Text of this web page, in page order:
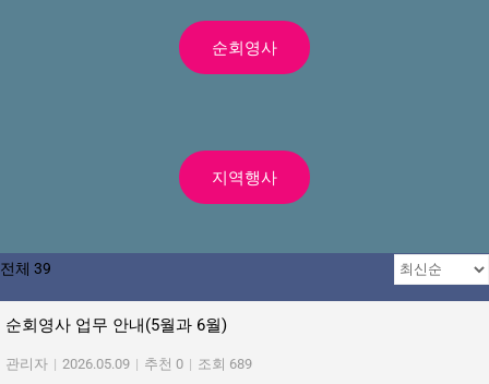
순회영사
지역행사
전체 39
순회영사 업무 안내(5월과 6월)
관리자 | 2026.05.09 | 추천 0 | 조회 689